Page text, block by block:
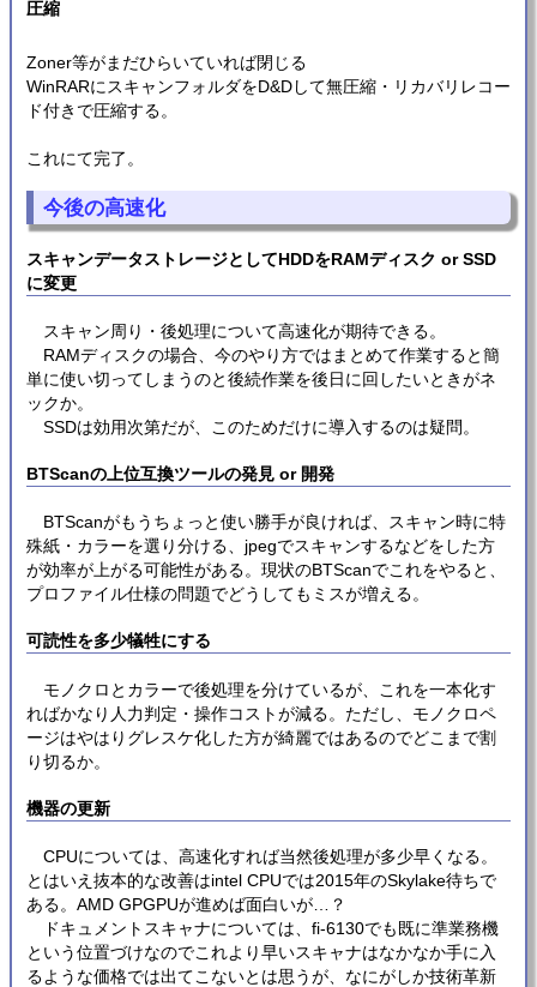
圧縮
Zoner等がまだひらいていれば閉じる
WinRARにスキャンフォルダをD&Dして無圧縮・リカバリレコー
ド付きで圧縮する。
これにて完了。
今後の高速化
スキャンデータストレージとしてHDDをRAMディスク or SSD
に変更
スキャン周り・後処理について高速化が期待できる。
RAMディスクの場合、今のやり方ではまとめて作業すると簡
単に使い切ってしまうのと後続作業を後日に回したいときがネ
ックか。
SSDは効用次第だが、このためだけに導入するのは疑問。
BTScanの上位互換ツールの発見 or 開発
BTScanがもうちょっと使い勝手が良ければ、スキャン時に特
殊紙・カラーを選り分ける、jpegでスキャンするなどをした方
が効率が上がる可能性がある。現状のBTScanでこれをやると、
プロファイル仕様の問題でどうしてもミスが増える。
可読性を多少犠牲にする
モノクロとカラーで後処理を分けているが、これを一本化す
ればかなり人力判定・操作コストが減る。ただし、モノクロペ
ージはやはりグレスケ化した方が綺麗ではあるのでどこまで割
り切るか。
機器の更新
CPUについては、高速化すれば当然後処理が多少早くなる。
とはいえ抜本的な改善はintel CPUでは2015年のSkylake待ちで
ある。AMD GPGPUが進めば面白いが…？
ドキュメントスキャナについては、fi-6130でも既に準業務機
という位置づけなのでこれより早いスキャナはなかなか手に入
るような価格では出てこないとは思うが、なにがしか技術革新